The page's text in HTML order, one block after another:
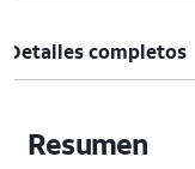
Detalles completos
Resumen